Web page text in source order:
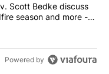
and Lt. Gov. Scott
Scott Bedke discuss
season and more -
Powered by